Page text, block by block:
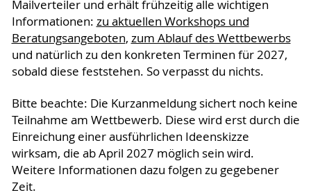
Mailverteiler und erhält frühzeitig alle wichtigen
Informationen: zu aktuellen Workshops und
Beratungsangeboten, zum Ablauf des Wettbewerbs
und natürlich zu den konkreten Terminen für 2027,
sobald diese feststehen. So verpasst du nichts.
Bitte beachte: Die Kurzanmeldung sichert noch keine
Teilnahme am Wettbewerb. Diese wird erst durch die
Einreichung einer ausführlichen Ideenskizze
wirksam, die ab April 2027 möglich sein wird.
Weitere Informationen dazu folgen zu gegebener
Zeit.